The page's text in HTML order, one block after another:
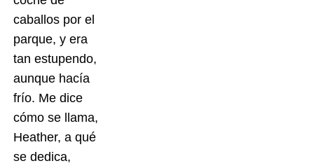
caballos por el
parque, y era
tan estupendo,
aunque hacía
frío. Me dice
cómo se llama,
Heather, a qué
se dedica,